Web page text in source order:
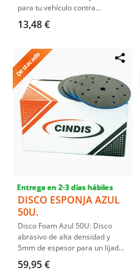
para tu vehículo contra
impactos y corrosión. Fácil
aplicación y secado rápido.
Gris.
13,48 €
Destacado
Entrega en 2-3 días hábiles
DISCO ESPONJA AZUL
50U.
Disco Foam Azul 50U: Disco
abrasivo de alta densidad y
5mm de espesor para un lijado
cómodo y duradero. Disponible
en diferentes granos. Ideal para
59,95 €